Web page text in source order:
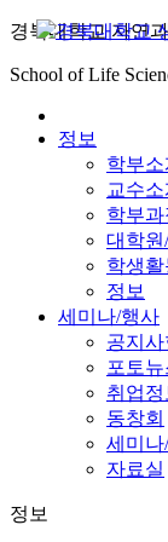
경북대학교 자연
School of Life
정보
학부소
교수소
학부과
대학원
학생활
정보
세미나/행사
공지
포토뉴
취업정
동창회
세미
자료실
정보